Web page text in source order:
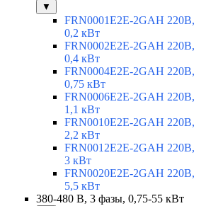
▼
FRN0001E2E-2GAH 220В,
0,2 кВт
FRN0002E2E-2GAH 220В,
0,4 кВт
FRN0004E2E-2GAH 220В,
0,75 кВт
FRN0006E2E-2GAH 220В,
1,1 кВт
FRN0010E2E-2GAH 220В,
2,2 кВт
FRN0012E2E-2GAH 220В,
3 кВт
FRN0020E2E-2GAH 220В,
5,5 кВт
380-480 В, 3 фазы, 0,75-55 кВт